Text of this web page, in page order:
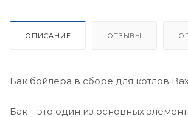
ОПИСАНИЕ ОТЗЫВЫ
Бак бойлера в сборе для котлов
Бак – это один из основных